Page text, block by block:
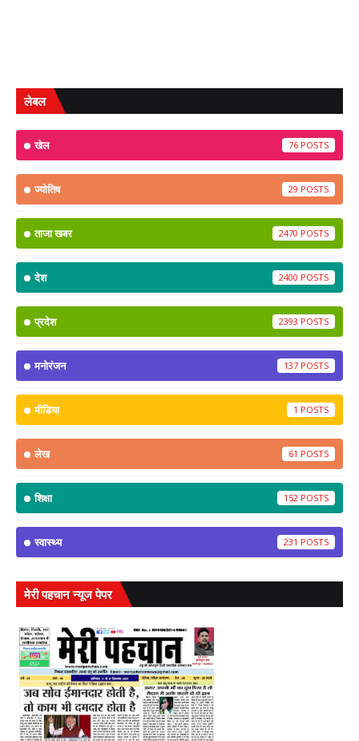
लेबल
खेल 76
ज्योतिष 29
ताजा खबर 2470
देश 2400
प्रदेश 2393
मनोरंजन 137
मीडिया 1
लेख 61
शिक्षा 152
स्वास्थ्य 231
मेरी पहचान न्यूज पेपर